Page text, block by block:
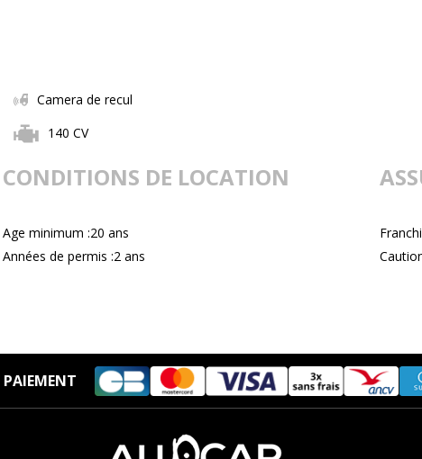
Camera de recul
140 CV
CONDITIONS DE LOCATION
Age minimum :20 ans
Années de permis :2 ans
PAIEMENT